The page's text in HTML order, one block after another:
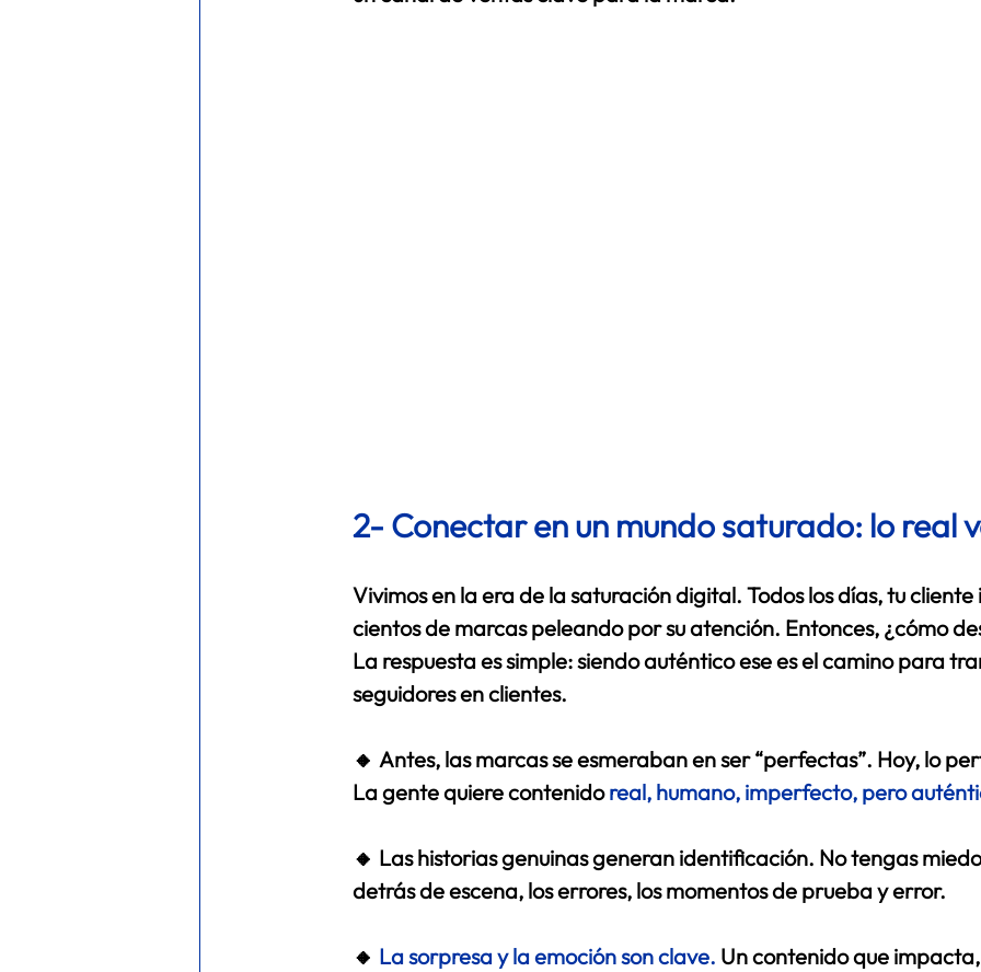
2- Conectar en un mundo saturado: lo real
Vivimos en la era de la saturación digital. Todos los días, tu cliente
cientos de marcas peleando por su atención. Entonces, ¿cómo
La respuesta es simple: siendo auténtico ese es el camino para
seguidores en clientes.
🔸 Antes, las marcas se esmeraban en ser “perfectas”. Hoy, lo
La gente quiere contenido real, humano, imperfecto, pero
🔸 Las historias genuinas generan identificación. No tengas
detrás de escena, los errores, los momentos de prueba y error.
🔸 La sorpresa y la emoción son clave. Un contenido que